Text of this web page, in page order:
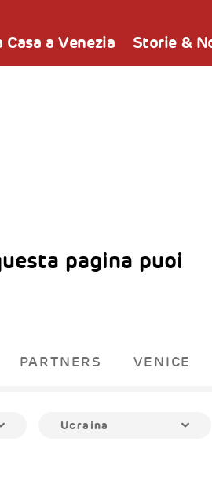
Casa a Venezia Storie &
pagina puoi
PARTNERS VENICE
Ucraina